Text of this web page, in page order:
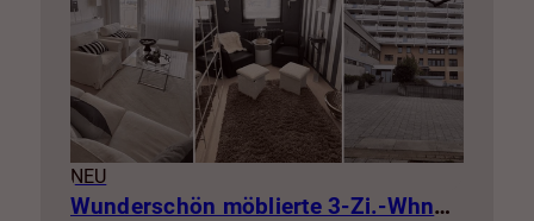
NEU
Wunderschön möblierte 3-Zi.-Whng mit Balkon zur Miete! SZ-Lebenstedt